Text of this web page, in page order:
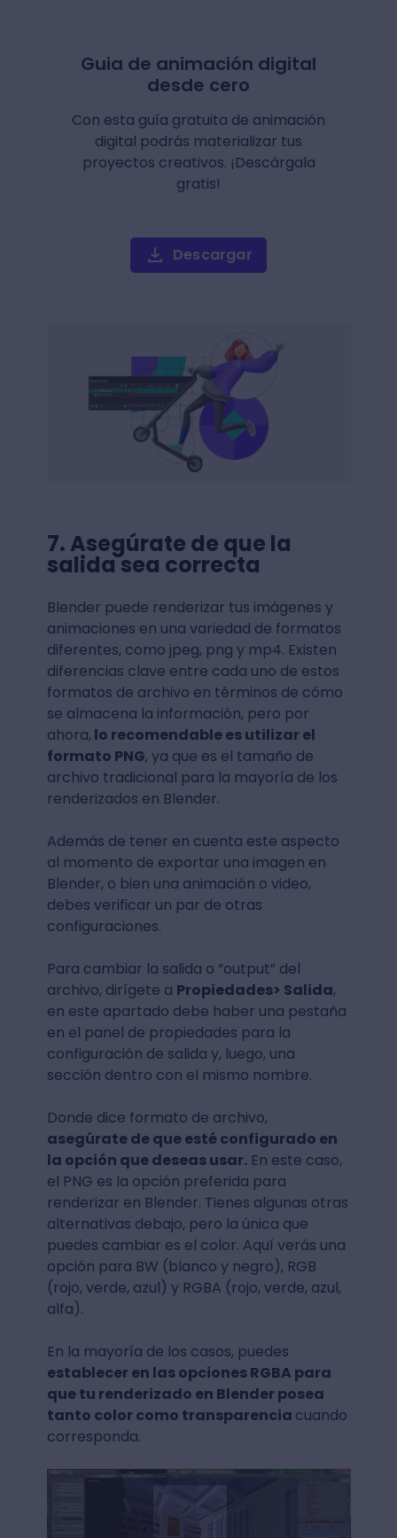
Guia de animación digital
desde cero
Con esta guía gratuita de animación
digital podrás materializar tus
proyectos creativos. ¡Descárgala
gratis!
Descargar
7. Asegúrate de que la
salida sea correcta
Blender puede renderizar tus imágenes y
animaciones en una variedad de formatos
diferentes, como jpeg, png y mp4. Existen
diferencias clave entre cada uno de estos
formatos de archivo en términos de cómo
se almacena la información, pero por
ahora, lo recomendable es utilizar el
formato PNG, ya que es el tamaño de
archivo tradicional para la mayoría de los
renderizados en Blender.
Además de tener en cuenta este aspecto
al momento de exportar una imagen en
Blender, o bien una animación o video,
debes verificar un par de otras
configuraciones.
Para cambiar la salida o “output” del
archivo, dirígete a Propiedades> Salida,
en este apartado debe haber una pestaña
en el panel de propiedades para la
configuración de salida y, luego, una
sección dentro con el mismo nombre.
Donde dice formato de archivo,
asegúrate de que esté configurado en
la opción que deseas usar.En este caso,
el PNG es la opción preferida para
renderizar en Blender. Tienes algunas otras
alternativas debajo, pero la única que
puedes cambiar es el color. Aquí verás una
opción para BW (blanco y negro), RGB
(rojo, verde, azul) y RGBA (rojo, verde, azul,
alfa).
En la mayoría de los casos, puedes
establecer en las opciones RGBA para
que tu renderizado en Blender posea
tanto color como transparencia cuando
corresponda.